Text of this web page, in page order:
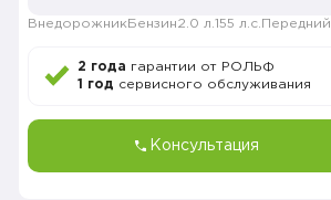
Внедорожник Бензин2.0 л. 155 л.с. Передний
2 года гарантии от РОЛЬФ
1 год сервисного обслуживания
Консультация